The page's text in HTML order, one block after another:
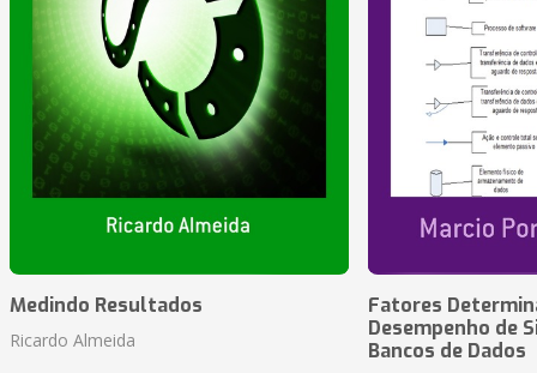
Medindo Resultados
Ricardo Almeida
Fatores
Desempenho de
Bancos de Dados